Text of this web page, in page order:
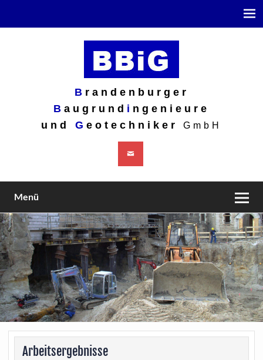
Brandenburger
Baugrundingenieure und
Geotechniker GmbH
B randenburger
B augrund i ngenieure
und G eotechniker GmbH
Menü
Arbeitsergebnisse